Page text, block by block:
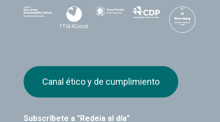
Subscríbete a "Redeia al día"
Canal ético y de cumplimiento